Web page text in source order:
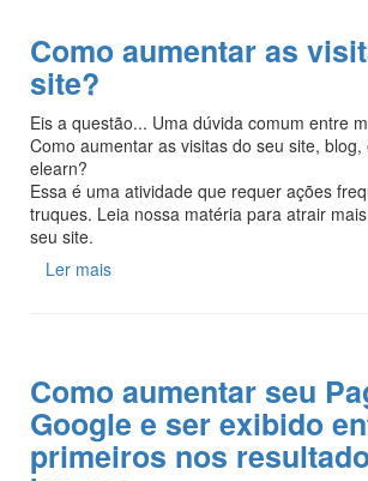
Como aumentar as
site?
Eis a questão... Uma dúvida comum entre
Como aumentar as visitas do seu site, blog,
elearn?
Essa é uma atividade que requer ações
truques. Leia nossa matéria para atrair
seu site.
Ler mais
Como aumentar seu
Google e ser exibido
primeiros nos